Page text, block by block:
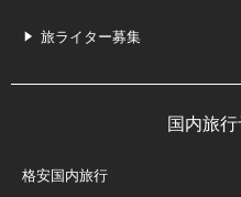
旅ライター募集
国内旅
格安国内旅行